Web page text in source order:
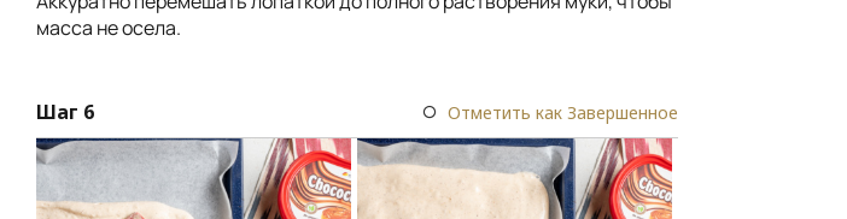
масса не осела.
Шаг 6 Отметить как Завершенное